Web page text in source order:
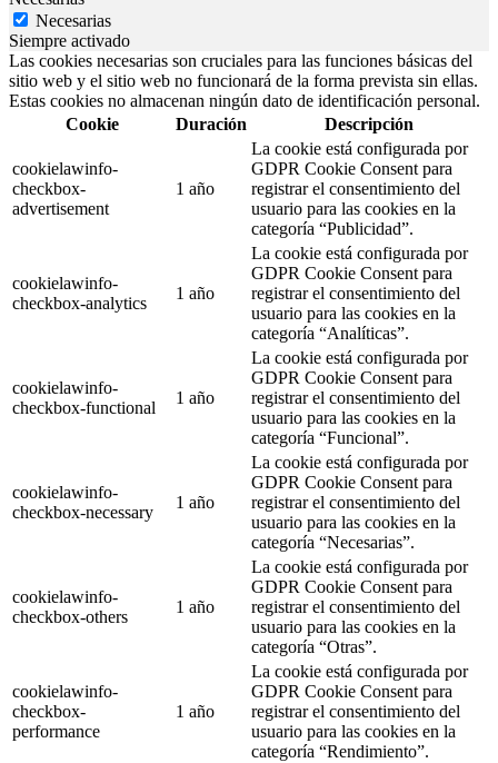
Necesarias
Siempre activado
Las cookies necesarias son cruciales para las funciones básicas del
sitio web y el sitio web no funcionará de la forma prevista sin ellas.
Estas cookies no almacenan ningún dato de identificación personal.
Cookie
Duración Descripción
cookielawinfo-
checkbox-
advertisement
1 año
La cookie está configurada por
GDPR Cookie Consent para
registrar el consentimiento del
usuario para las cookies en la
categoría “Publicidad”.
cookielawinfo-
checkbox-analytics
1 año
La cookie está configurada por
GDPR Cookie Consent para
registrar el consentimiento del
usuario para las cookies en la
categoría “Analíticas”.
cookielawinfo-
checkbox-functional
1 año
La cookie está configurada por
GDPR Cookie Consent para
registrar el consentimiento del
usuario para las cookies en la
categoría “Funcional”.
cookielawinfo-
checkbox-necessary
1 año
La cookie está configurada por
GDPR Cookie Consent para
registrar el consentimiento del
usuario para las cookies en la
categoría “Necesarias”.
cookielawinfo-
checkbox-others
1 año
La cookie está configurada por
GDPR Cookie Consent para
registrar el consentimiento del
usuario para las cookies en la
categoría “Otras”.
cookielawinfo-
checkbox-
performance
1 año
La cookie está configurada por
GDPR Cookie Consent para
registrar el consentimiento del
usuario para las cookies en la
categoría “Rendimiento”.